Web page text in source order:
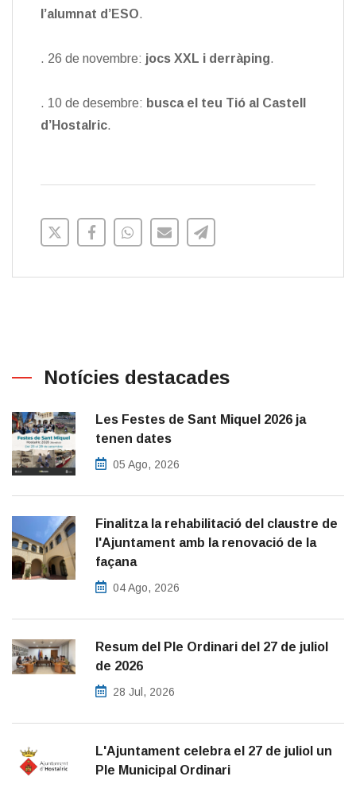
l’alumnat d’ESO.
. 26 de novembre: jocs XXL i derràping.
. 10 de desembre: busca el teu Tió al Castell
d’Hostalric.
Notícies destacades
Les Festes de Sant Miquel 2026 ja
tenen dates
05 Ago, 2026
Finalitza la rehabilitació del claustre de
l'Ajuntament amb la renovació de la
façana
04 Ago, 2026
Resum del Ple Ordinari del 27 de juliol
de 2026
28 Jul, 2026
L'Ajuntament celebra el 27 de juliol un
Ple Municipal Ordinari